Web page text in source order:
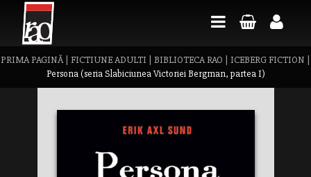
PRIMA PAGINĂ| FICTIUNE ADULTI BIBLIOTECA RAO ICEBERG FICTION
Persona (seria Slabiciunea Victoriei Bergman, partea I)